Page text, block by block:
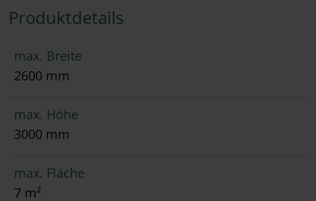
Produktdetails
max. Breite
2600 mm
max. Höhe
3000 mm
max. Fläche
7 m²